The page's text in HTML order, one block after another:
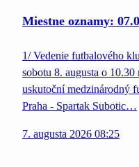
Miestne oznamy:
1/ Vedenie futbalového
sobotu 8. augusta o
uskutoční medzinárodný
Praha - Spartak Subotic…
7. augusta 2026 08:25